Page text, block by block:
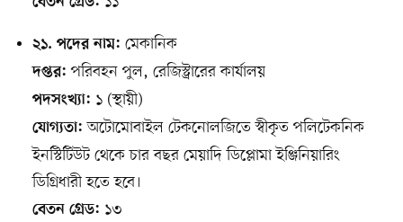
২১. পদের নাম: মেকানিক
দপ্তর: পরিবহন পুল, রেজিস্ট্রারের কার্যালয়
পদসংখ্যা: ১ (স্থায়ী)
যোগ্যতা: অটোমোবাইল টেকনোলজিতে স্বীকৃত পলিটেকনিক
ইনস্টিটিউট থেকে চার বছর মেয়াদি ডিপ্লোমা ইঞ্জিনিয়ারিং
ডিগ্রিধারী হতে হবে।
বেতন গ্রেড: ১৩